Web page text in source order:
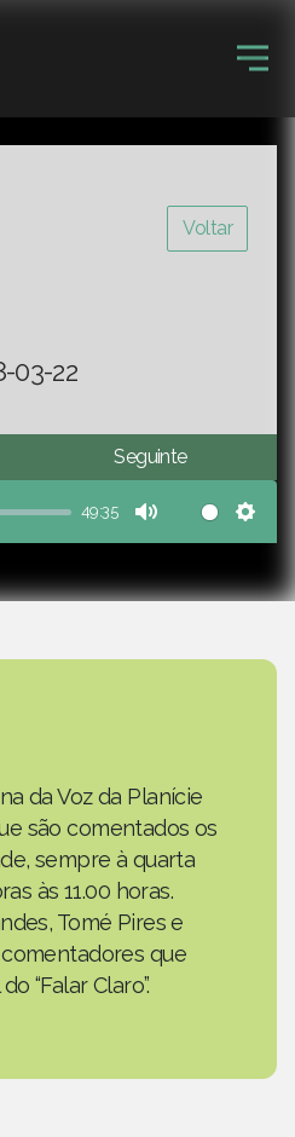
Voltar
03-22
Seguinte
49:35
Mute
da Voz da Planície
são comentados os
sempre à quarta
às 11.00 horas.
Tomé Pires e
que
“Falar Claro”.